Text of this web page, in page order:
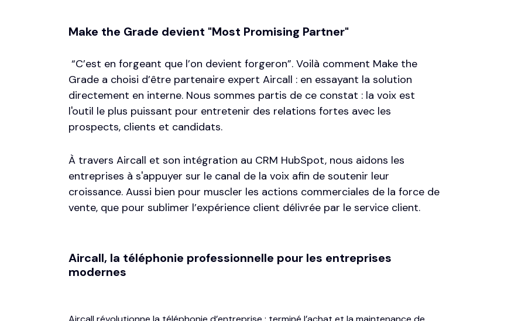
Make the Grade devient "Most Promising Partner"
“C’est en forgeant que l’on devient forgeron”. Voilà comment Make the
Grade a choisi d’être partenaire expert Aircall : en essayant la solution
directement en interne. Nous sommes partis de ce constat : la voix est
l'outil le plus puissant pour entretenir des relations fortes avec les
prospects, clients et candidats.
À travers Aircall et son intégration au CRM HubSpot, nous aidons les
entreprises à s'appuyer sur le canal de la voix afin de soutenir leur
croissance. Aussi bien pour muscler les actions commerciales de la force de
vente, que pour sublimer l’expérience client délivrée par le service client.
Aircall, la téléphonie professionnelle pour les entreprises
modernes